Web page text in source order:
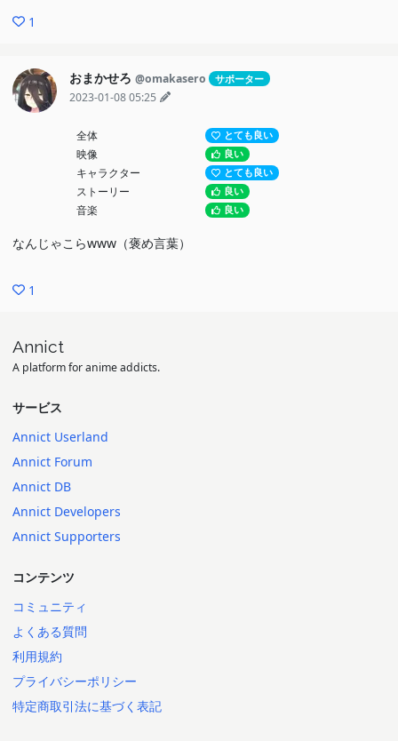
1
おまかせろ @omakasero サポーター
2023-01-08 05:25
全体 とても良い
映像 良い
キャラクター とても良い
ストーリー 良い
音楽 良い
なんじゃこらwww（褒め言葉）
1
Annict
A platform for anime addicts.
サービス
Annict Userland
Annict Forum
Annict DB
Annict Developers
Annict Supporters
コンテンツ
コミュニティ
よくある質問
利用規約
プライバシーポリシー
特定商取引法に基づく表記